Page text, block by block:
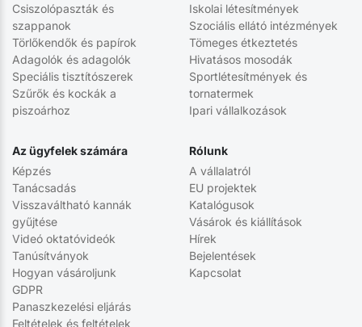
Csiszolópaszták és
szappanok
Törlőkendők és papírok
Adagolók és adagolók
Speciális tisztítószerek
Szűrők és kockák a
piszoárhoz
Iskolai létesítmények
Szociális ellátó intézmények
Tömeges étkeztetés
Hivatásos mosodák
Sportlétesítmények és
tornatermek
Ipari vállalkozások
Az ügyfelek számára
Képzés
Tanácsadás
Visszaváltható kannák
gyűjtése
Videó oktatóvideók
Tanúsítványok
Hogyan vásároljunk
GDPR
Panaszkezelési eljárás
Feltételek és feltételek
Rólunk
A vállalatról
EU projektek
Katalógusok
Vásárok és kiállítások
Hírek
Bejelentések
Kapcsolat